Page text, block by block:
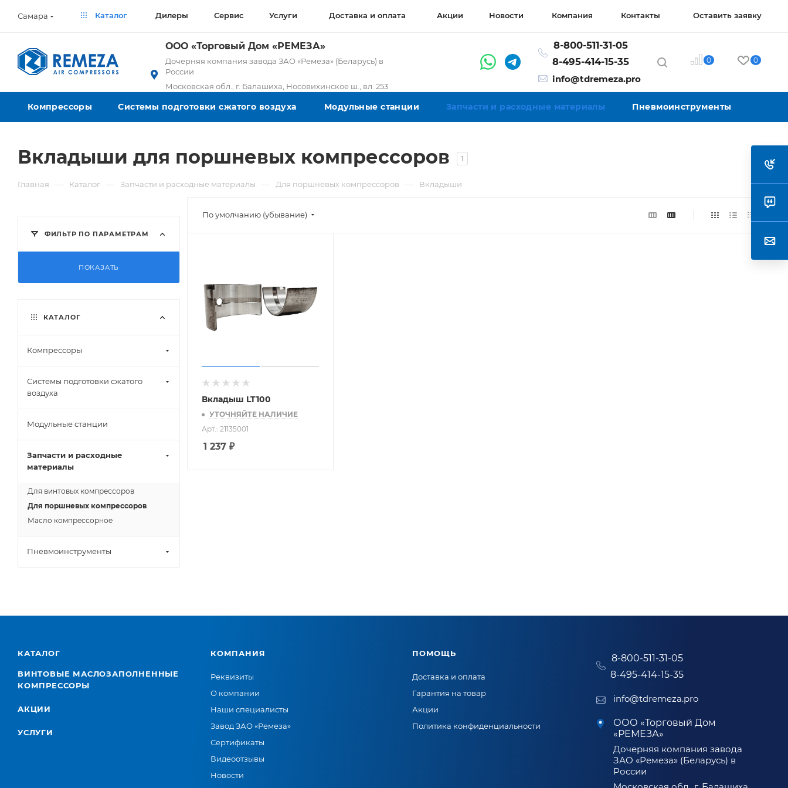
Самара Каталог Дилеры Сервис Услуги Доставка и оплата Акции Новости Компания Контакты Оставить заявку
ООО «Торговый Дом «РЕМЕЗА»
Дочерняя компания завода ЗАО «Ремеза» (Беларусь) в
России
Московская обл., г. Балашиха, Носовихинское ш., вл. 253
8-800-511-31-05
8-495-414-15-35
info@tdremeza.pro
0 0
Компрессоры Системы подготовки сжатого воздуха Модульные станции Запчасти и расходные материалы Пневмоинструменты
Вкладыши для поршневых компрессоров 1
Главная — Каталог — Запчасти и расходные материалы — Для поршневых компрессоров — Вкладыши
По умолчанию (убывание)
Вкладыш LT100
УТОЧНЯЙТЕ НАЛИЧИЕ
Арт.: 21135001
1 237 ₽
ФИЛЬТР ПО ПАРАМЕТРАМ
ПОКАЗАТЬ
КАТАЛОГ
Компрессоры
Системы подготовки сжатого
воздуха
Модульные станции
Запчасти и расходные
материалы
Для винтовых компрессоров
Для поршневых компрессоров
Масло компрессорное
Пневмоинструменты
КАТАЛОГ
ВИНТОВЫЕ МАСЛОЗАПОЛНЕННЫЕ
КОМПРЕССОРЫ
АКЦИИ
УСЛУГИ
КОМПАНИЯ
Реквизиты
О компании
Наши специалисты
Завод ЗАО «Ремеза»
Сертификаты
Видеоотзывы
Новости
ПОМОЩЬ
Доставка и оплата
Гарантия на товар
Акции
Политика конфиденциальности
8-800-511-31-05
8-495-414-15-35
info@tdremeza.pro
ООО «Торговый Дом
«РЕМЕЗА»
Дочерняя компания завода
ЗАО «Ремеза» (Беларусь) в
России